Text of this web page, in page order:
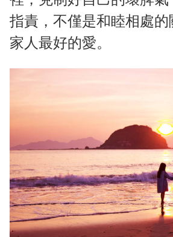
指責，不僅是和睦相處
家人最好的愛。